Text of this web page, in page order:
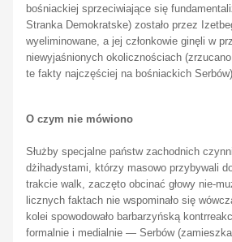
bośniackiej sprzeciwiające się
Stranka Demokratske) zostało przez
wyeliminowane, a jej członkowie ginęli w
niewyjaśnionych okolicznościach
te fakty najczęściej na bośniackich
O czym nie mówiono
Służby specjalne państw zachodnich
dżihadystami, którzy masowo przybywali
trakcie walk, zaczęto obcinać głowy nie-
licznych faktach nie wspominało się
kolei spowodowało barbarzyńską
formalnie i medialnie — Serbów